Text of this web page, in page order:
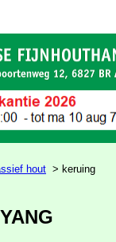
hout > keruing